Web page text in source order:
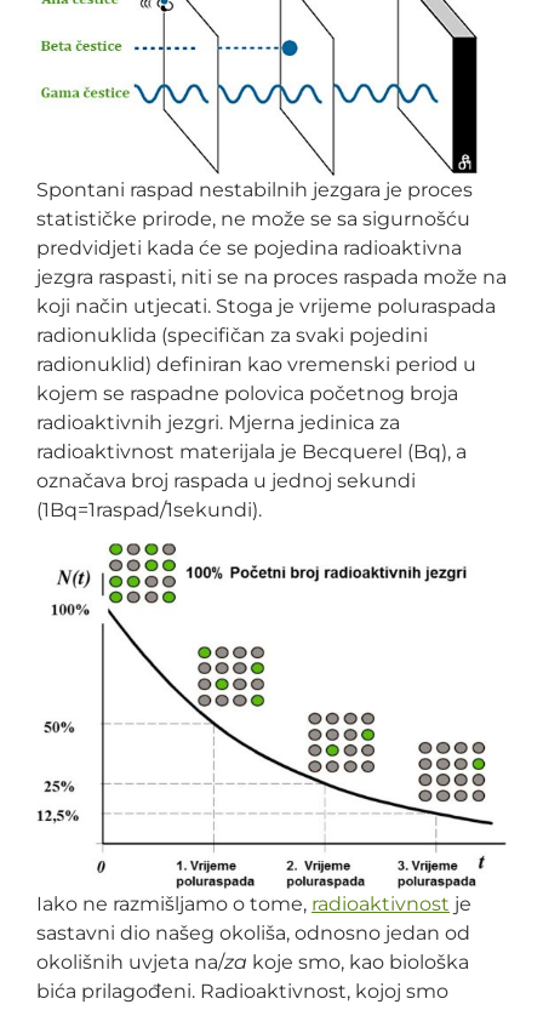
Spontani raspad nestabilnih jezgara je proces
statističke prirode, ne može se sa sigurnošću
predvidjeti kada će se pojedina radioaktivna
jezgra raspasti, niti se na proces raspada može na
koji način utjecati. Stoga je vrijeme poluraspada
radionuklida (specifičan za svaki pojedini
radionuklid) definiran kao vremenski period u
kojem se raspadne polovica početnog broja
radioaktivnih jezgri. Mjerna jedinica za
radioaktivnost materijala je Becquerel (Bq), a
označava broj raspada u jednoj sekundi
(1Bq=1raspad/1sekundi).
Iako ne razmišljamo o tome, radioaktivnost je
sastavni dio našeg okoliša, odnosno jedan od
okolišnih uvjeta na/za koje smo, kao biološka
bića prilagođeni. Radioaktivnost, kojoj smo